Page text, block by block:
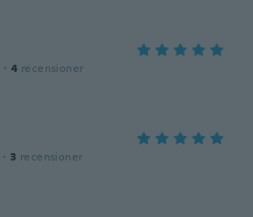
· 4 recensioner
· 3 recensioner